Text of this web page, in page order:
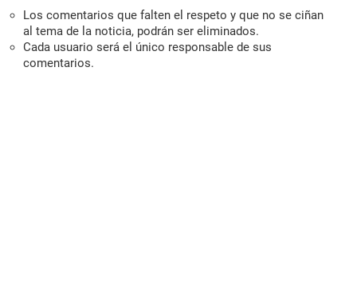
Los comentarios que falten el respeto y que no se ciñan
al tema de la noticia, podrán ser eliminados.
Cada usuario será el único responsable de sus
comentarios.